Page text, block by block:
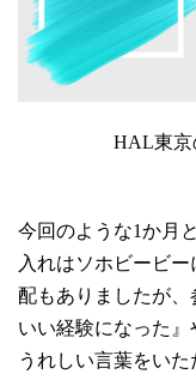
HAL東京
今回のような1か月
入れはソホビービ
配もありましたが
いい経験になった
うれしい言葉をいた